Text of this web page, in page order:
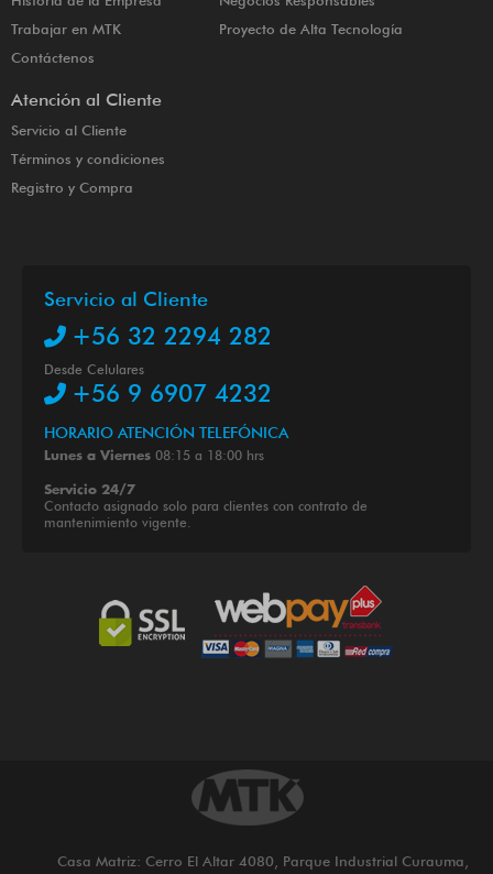
Trabajar en MTK
Contáctenos
Proyecto de Alta Tecnología
Atención al Cliente
Servicio al Cliente
Términos y condiciones
Registro y Compra
Servicio al Cliente
+56 32 2294 282
Desde Celulares
+56 9 6907 4232
HORARIO ATENCIÓN TELEFÓNICA
Lunes a Viernes 08:15 a 18:00 hrs
Servicio 24/7
Contacto asignado solo para clientes con contrato de
mantenimiento vigente.
Casa Matriz: Cerro El Altar 4080, Parque Industrial Curauma,